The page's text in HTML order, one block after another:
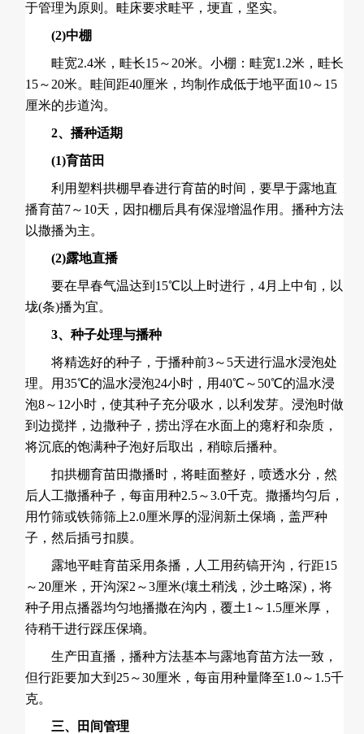
于管理为原则。畦床要求畦平，埂直，坚实。
(2)中棚
畦宽2.4米，畦长15～20米。小棚：畦宽1.2米，畦长
15～20米。畦间距40厘米，均制作成低于地平面10～15
厘米的步道沟。
2、播种适期
(1)育苗田
利用塑料拱棚早春进行育苗的时间，要早于露地直
播育苗7～10天，因扣棚后具有保湿增温作用。播种方法
以撒播为主。
(2)露地直播
要在早春气温达到15℃以上时进行，4月上中旬，以
垅(条)播为宜。
3、种子处理与播种
将精选好的种子，于播种前3～5天进行温水浸泡处
理。用35℃的温水浸泡24小时，用40℃～50℃的温水浸
泡8～12小时，使其种子充分吸水，以利发芽。浸泡时做
到边搅拌，边撒种子，捞出浮在水面上的瘪籽和杂质，
将沉底的饱满种子泡好后取出，稍晾后播种。
扣拱棚育苗田撒播时，将畦面整好，喷透水分，然
后人工撒播种子，每亩用种2.5～3.0千克。撒播均匀后，
用竹筛或铁筛筛上2.0厘米厚的湿润新土保墒，盖严种
子，然后插弓扣膜。
露地平畦育苗采用条播，人工用药镐开沟，行距15
～20厘米，开沟深2～3厘米(壤土稍浅，沙土略深)，将
种子用点播器均匀地播撒在沟内，覆土1～1.5厘米厚，
待稍干进行踩压保墒。
生产田直播，播种方法基本与露地育苗方法一致，
但行距要加大到25～30厘米，每亩用种量降至1.0～1.5千
克。
三、田间管理